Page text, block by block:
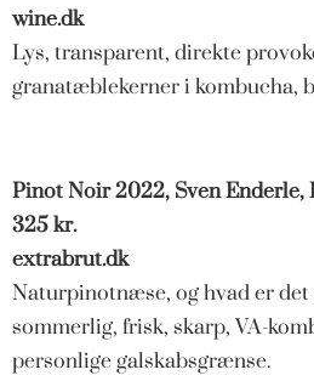
wine.dk
Lys, transparent, direkte
granatæblekerner i kombucha,
Pinot Noir 2022, Sven
325 kr.
extrabrut.dk
Naturpinotnæse, og hvad er
sommerlig, frisk, skarp, VA-
personlige galskabsgrænse.